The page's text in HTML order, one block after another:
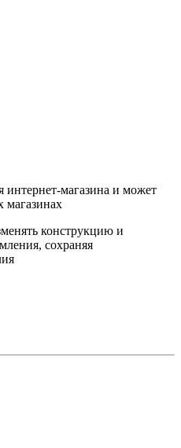
интернет-магазина и может
магазинах
конструкцию и
сохраняя